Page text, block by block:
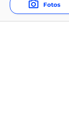
Fotos